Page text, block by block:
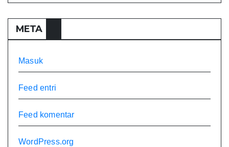
META
Masuk
Feed entri
Feed komentar
WordPress.org